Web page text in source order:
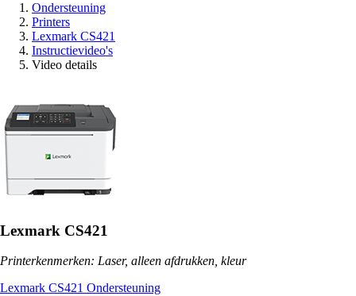
Ondersteuning
Printers
Lexmark CS421
Instructievideo's
Video details
Lexmark CS421
Printerkenmerken: Laser, alleen afdrukken, kleur
Lexmark CS421 Ondersteuning